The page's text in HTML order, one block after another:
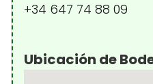
+34 647 74 88 09
Ubicación de